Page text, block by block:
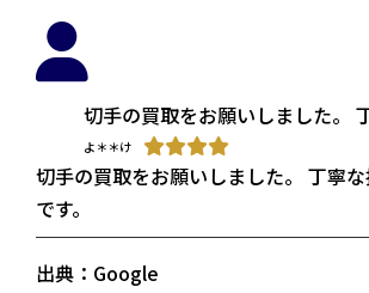
切手の買取をお願いしました。
よ＊＊け
切手の買取をお願いしました。 丁寧
です。
出典：Google